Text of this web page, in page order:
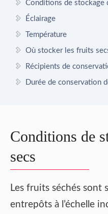
Conditions de stockage
Éclairage
Température
Où stocker les fruits
Récipients de
Durée de conservation
Conditions de
secs
Les fruits séchés sont
entrepôts à l’échelle